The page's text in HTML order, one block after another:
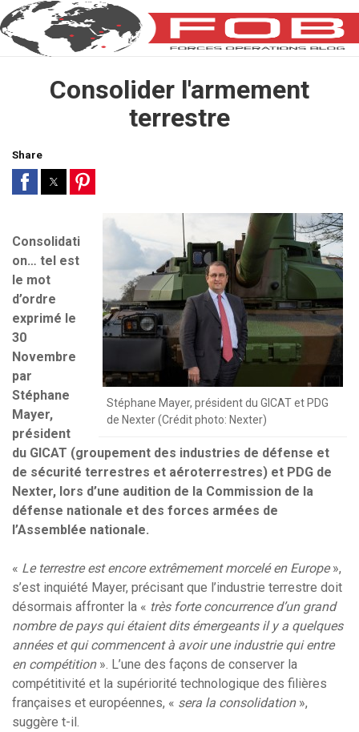
Consolider l'armement
terrestre
Share
Stéphane Mayer, président du GICAT et PDG
de Nexter (Crédit photo: Nexter)
Consolidati
on… tel est
le mot
d’ordre
exprimé le
30
Novembre
par
Stéphane
Mayer,
président
du GICAT (groupement des industries de défense et
de sécurité terrestres et aéroterrestres) et PDG de
Nexter, lors d’une audition de la Commission de la
défense nationale et des forces armées de
l’Assemblée nationale.
« Le terrestre est encore extrêmement morcelé en Europe»,
s’est inquiété Mayer, précisant que l’industrie terrestre doit
désormais affronter la « très forte concurrence d’un grand
nombre de pays qui étaient dits émergeants il y a quelques
années et qui commencent à avoir une industrie qui entre
en compétition». L’une des façons de conserver la
compétitivité et la supériorité technologique des filières
françaises et européennes, « sera la consolidation»,
suggère t-il.